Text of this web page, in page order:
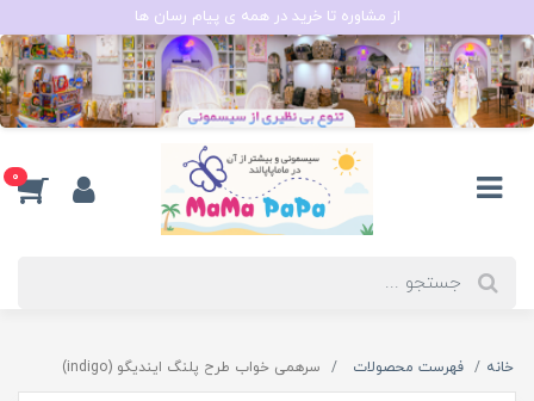
از مشاوره تا خرید در همه ی پیام رسان ها
0
خانه فهرست محصولات سرهمی خواب طرح پلنگ ایندیگو (indigo)